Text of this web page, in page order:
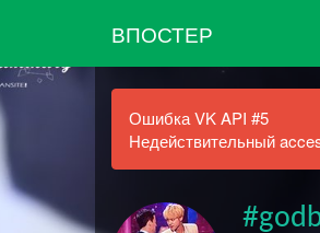
ВПОСТЕР
Ошибка VK API #5
Недействительный